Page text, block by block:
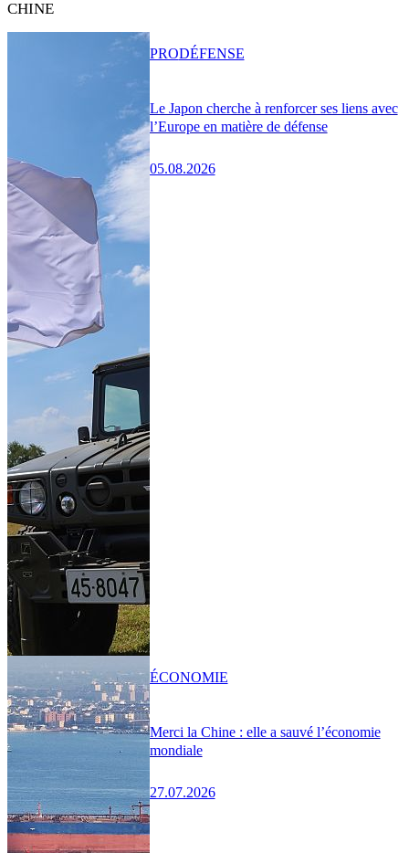
CHINE
Le Japon cherche à renforcer ses liens avec
l’Europe en matière de défense
05.08.2026
PRODÉFENSE
Merci la Chine : elle a sauvé l’économie
mondiale
27.07.2026
ÉCONOMIE